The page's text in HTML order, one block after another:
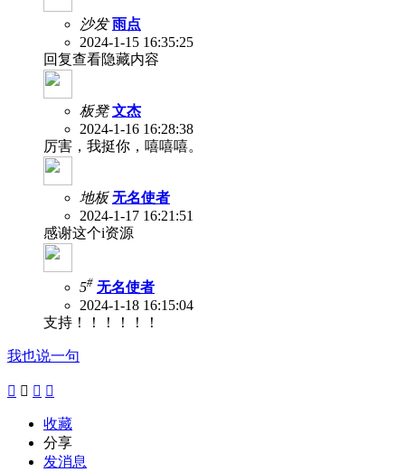
沙发 雨点
2024-1-15 16:35:25
回复查看隐藏内容
板凳 文杰
2024-1-16 16:28:38
厉害，我挺你，嘻嘻嘻。
地板 无名使者
2024-1-17 16:21:51
感谢这个i资源
5# 无名使者
2024-1-18 16:15:04
支持！！！！！！
我也说一句
   
收藏
分享
发消息